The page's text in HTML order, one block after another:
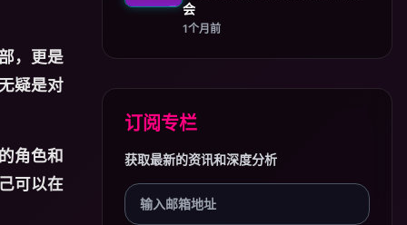
，更是
疑是对
角色和
可以在
会
1个月前
订阅专栏
获取最新的资讯和深度分析